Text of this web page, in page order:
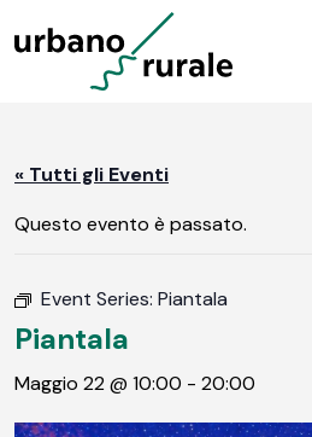
« Tutti gli Eventi
Questo evento è passato.
Event Series: Piantala
Piantala
Maggio 22 @ 10:00 - 20:00